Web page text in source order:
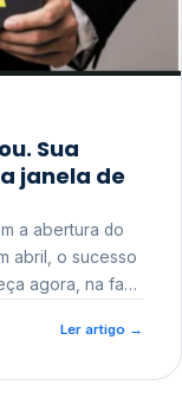
janela de
abril, o sucesso
agora, na fase
Ler artigo →